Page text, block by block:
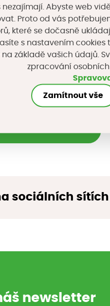
Ty sice bývají
funkcí, díky nimž
znečištění
řešení působí
ace
užitkuv poměru
sociálních sítích
newsletter
nezajímají. Abyste web
Proto od vás
které se dočasně
s nastavením
na základě vašich údajů.
zpracování osobních
Zamítnout vše